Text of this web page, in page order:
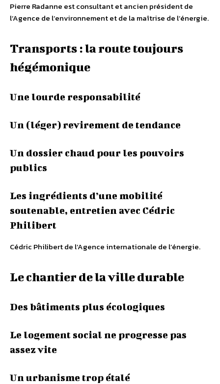
Pierre Radanne est consultant et ancien président de
l’Agence de l’environnement et de la maîtrise de l’énergie.
Transports : la route toujours
hégémonique
Une lourde responsabilité
Un (léger) revirement de tendance
Un dossier chaud pour les pouvoirs
publics
Les ingrédients d’une mobilité
soutenable, entretien avec Cédric
Philibert
Cédric Philibert de l’Agence internationale de l’énergie.
Le chantier de la ville durable
Des bâtiments plus écologiques
Le logement social ne progresse pas
assez vite
Un urbanisme trop étalé